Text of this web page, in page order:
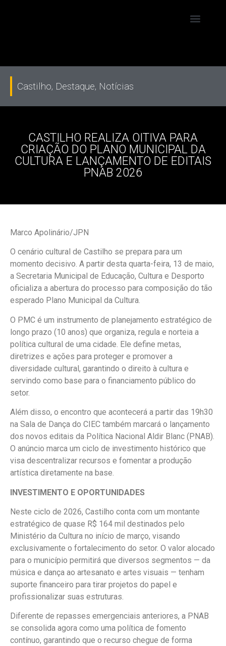
Castilho, Destaque, Notícias
CASTILHO REALIZA OITIVA PARA
CRIAÇÃO DO PLANO MUNICIPAL DA
CULTURA E LANÇAMENTO DE EDITAIS
PNAB 2026
Marco Apolinário/JPN
O cenário cultural de Castilho se prepara para um
momento decisivo. A partir desta quarta-feira, 13 de maio,
a Secretaria Municipal de Educação, Cultura e Desporto
oficializa a abertura do processo para composição do tão
esperado Plano Municipal da Cultura.
O PMC é um instrumento de planejamento estratégico de
longo prazo (10 anos) que organiza, regula e norteia a
política cultural de uma cidade. Ele define metas,
diretrizes e ações para proteger e promover a
diversidade cultural, garantindo o direito à cultura e
servindo como base para o financiamento público do
setor.
Além disso, o encontro que acontecerá a partir das 19h30
na Sala de Dança do CIEC também marcará o lançamento
dos novos editais da Política Nacional Aldir Blanc (PNAB).
O anúncio marca um ciclo de investimento histórico que
visa descentralizar recursos e fomentar a produção
artística diretamente na base.
INVESTIMENTO E OPORTUNIDADES
Neste ciclo de 2026, Castilho conta com um montante
estratégico de quase R$ 164 mil destinados pelo
Ministério da Cultura no início de março, visando
exclusivamente o fortalecimento do setor. O valor alocado
para o município permitirá que diversos segmentos — da
música e dança ao artesanato e artes visuais — tenham
suporte financeiro para tirar projetos do papel e
profissionalizar suas estruturas.
Diferente de repasses emergenciais anteriores, a PNAB
se consolida agora como uma política de fomento
contínuo, garantindo que o recurso chegue de forma